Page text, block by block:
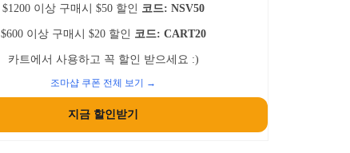
$1200 이상 구매시 $50 할인 코드: NSV50
$600 이상 구매시 $20 할인 코드: CART20
카트에서 사용하고 꼭 할인 받으세요 :)
조마샵 쿠폰 전체 보기 →
지금 할인받기